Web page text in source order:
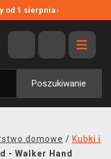
od 1 sierpnia›
Poszukiwanie
domowe / Kubki i
- Walker Hand